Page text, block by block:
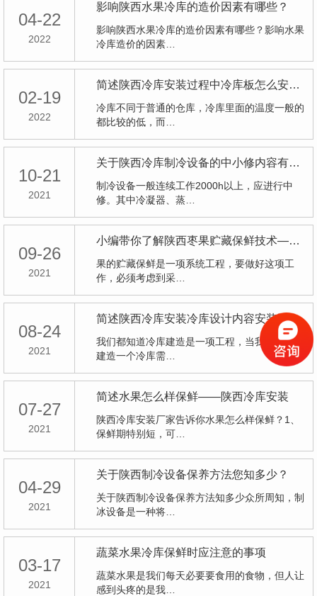
04-22
2022
影响陕西水果冷库的造价因素有哪些？
影响陕西水果冷库的造价因素有哪些？影响水果
冷库造价的因素…
02-19
2022
简述陕西冷库安装过程中冷库板怎么安装？
冷库不同于普通的仓库，冷库里面的温度一般的
都比较的低，而…
10-21
2021
关于陕西冷库制冷设备的中小修内容有哪些?
制冷设备一般连续工作2000h以上，应进行中
修。其中冷凝器、蒸…
09-26
2021
小编带你了解陕西枣果贮藏保鲜技术——陕西冷库
果的贮藏保鲜是一项系统工程，要做好这项工
作，必须考虑到采…
08-24
2021
简述陕西冷库安装冷库设计内容安装过程中细节问题
我们都知道冷库建造是一项工程，当我们想知道
建造一个冷库需…
07-27
2021
简述水果怎么样保鲜——陕西冷库安装
陕西冷库安装厂家告诉你水果怎么样保鲜？1、
保鲜期特别短，可…
04-29
2021
关于陕西制冷设备保养方法您知多少？
关于陕西制冷设备保养方法知多少众所周知，制
冰设备是一种将…
03-17
2021
蔬菜水果冷库保鲜时应注意的事项
蔬菜水果是我们每天必要要食用的食物，但人让
感到头疼的是我…